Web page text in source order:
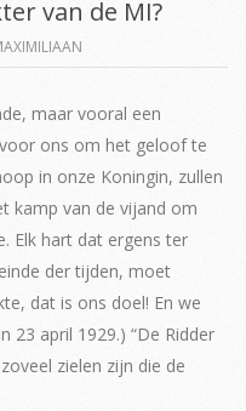
van de MI?
maar vooral een
ons om het geloof te
in onze Koningin, zullen
kamp van de vijand om
Elk hart dat ergens ter
der tijden, moet
dat is ons doel! En we
23 april 1929.) “De Ridder
zielen zijn die de